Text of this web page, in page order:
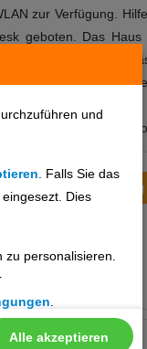
und
. Falls Sie das
Dies
personalisieren.
Alle akzeptieren
Preisentwicklung
zur Verfügung.
geboten. Das
Ein Garten
im Freien. Zu
Raum und eine
auf dem Parkplatz
finden sich ein
Stunden-
entdecken möchten,
sind
zur
verfügbar.